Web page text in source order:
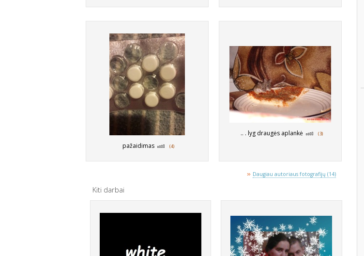
pažaidimas (4)
.. . lyg draugės aplankė (3)
» Daugiau autoriaus fotografijų (14)
Kiti darbai